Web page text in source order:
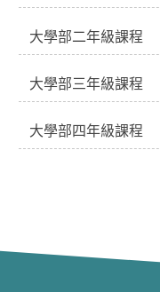
大學部二年級課程
大學部三年級課程
大學部四年級課程